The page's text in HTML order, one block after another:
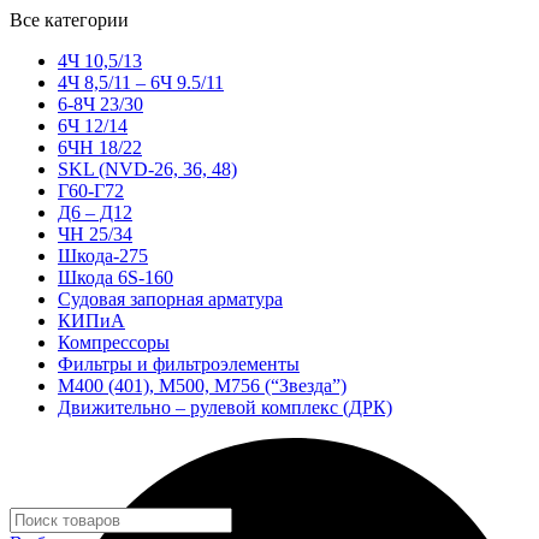
Все категории
4Ч 10,5/13
4Ч 8,5/11 – 6Ч 9.5/11
6-8Ч 23/30
6Ч 12/14
6ЧН 18/22
SKL (NVD-26, 36, 48)
Г60-Г72
Д6 – Д12
ЧН 25/34
Шкода-275
Шкода 6S-160
Судовая запорная арматура
КИПиА
Компрессоры
Фильтры и фильтроэлементы
М400 (401), М500, М756 (“Звезда”)
Движительно – рулевой комплекс (ДРК)